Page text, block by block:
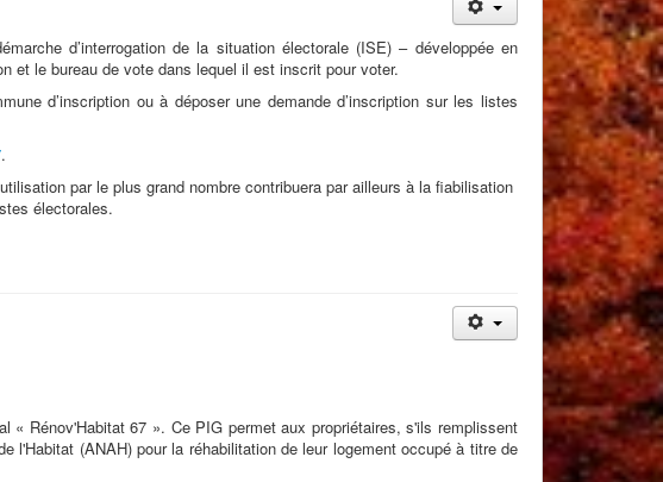
d’interrogation de la situation électorale (ISE) – développée en
et le bureau de vote dans lequel il est inscrit pour voter.
d’inscription ou à déposer une demande d’inscription sur les listes
.
par le plus grand nombre contribuera par ailleurs à la fiabilisation
électorales.
« Rénov'Habitat 67 ». Ce PIG permet aux propriétaires, s'ils remplissent
l'Habitat (ANAH) pour la réhabilitation de leur logement occupé à titre de